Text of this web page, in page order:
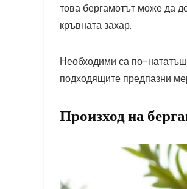
това бергамотът може да
кръвната захар.
Необходими са по-
подходящите предпазни
Произход на